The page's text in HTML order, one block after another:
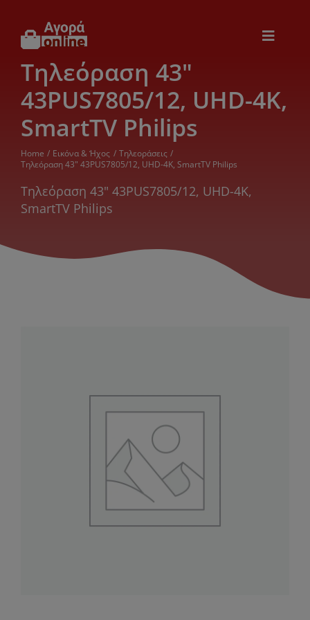
περιεχόμενο
Toggle
Εικόνα & Ήχος
Παιχνίδια
Θέρμανση – Ψύξη
Ηλεκτρονικά
Ξενοδοχεία
Τηλεόραση 43"
43PUS7805/12, UHD-4K,
SmartTV Philips
Home Εικόνα & Ήχος
Τηλεοράσεις
Τηλεόραση 43" 43PUS7805/12, UHD-4K, SmartTV Philips
Τηλεόραση 43" 43PUS7805/12, UHD-4K,
SmartTV Philips